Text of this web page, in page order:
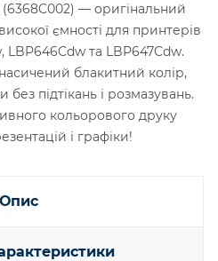
— оригінальний
ємності для принтерів
LBP646Cdw та LBP647Cdw.
блакитний колір,
без підтікань і розмазувань.
кольорового друку
і графіки!
Опис